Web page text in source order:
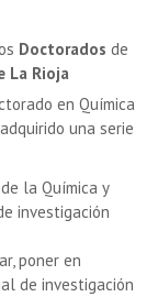
Doctorados de
La Rioja
en Química
una serie
la Química y
investigación
poner en
de investigación